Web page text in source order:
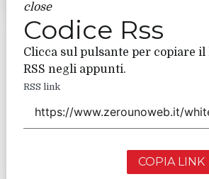
close
Codice Rss
Clicca sul pulsante per copiare
RSS negli appunti.
RSS link
COPIA LINK